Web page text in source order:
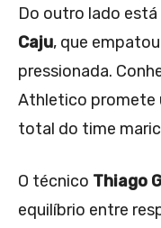
Do outro lado
Caju, que
pressionada.
Athletico promete
total do time
O técnico Thiago
equilíbrio entre